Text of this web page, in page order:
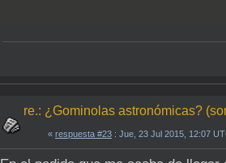
re.: ¿Gominolas astronómicas?
« respuesta #23 : Jue, 23 Jul 2015, 12:07